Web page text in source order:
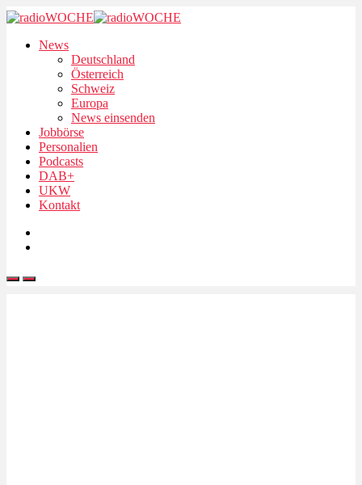
News
Deutschland
Österreich
Schweiz
Europa
News einsenden
Jobbörse
Personalien
Podcasts
DAB+
UKW
Kontakt